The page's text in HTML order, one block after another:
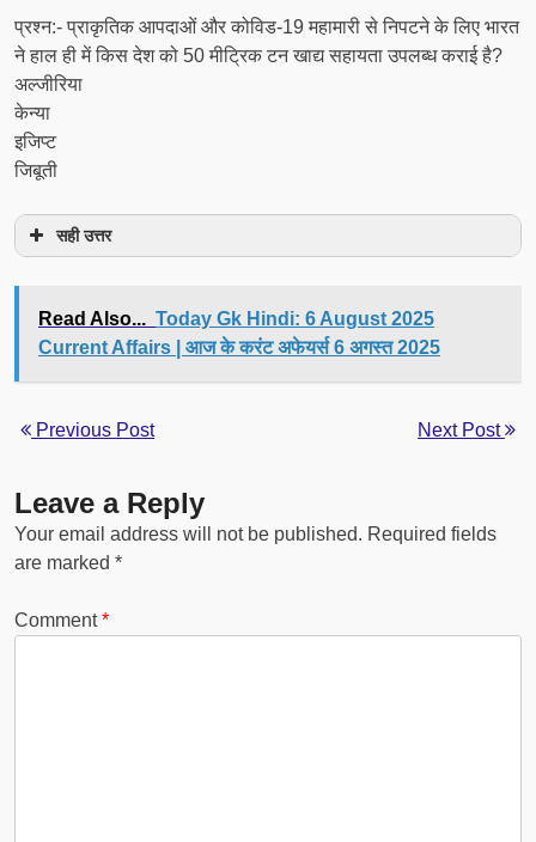
प्रश्न:- प्राकृतिक आपदाओं और कोविड-19 महामारी से निपटने के लिए भारत
ने हाल ही में किस देश को 50 मीट्रिक टन खाद्य सहायता उपलब्‍ध कराई है?
अल्जीरिया
केन्या
इजिप्ट
जिबूती
सही उत्तर
Read Also... Today Gk Hindi: 6 August 2025
Current Affairs | आज के करंट अफेयर्स 6 अगस्त 2025
Previous Post Next Post
Leave a Reply
Your email address will not be published. Required fields
are marked *
Comment*